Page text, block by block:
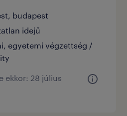
budapest
idejű
egyetemi végzettség /
ekkor: 28 július